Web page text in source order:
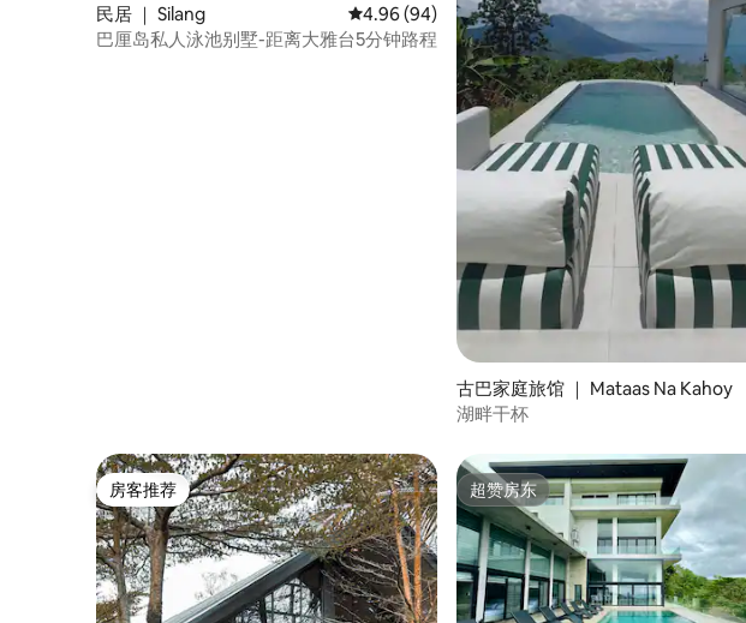
民居 ｜ Silang 平均评分 4.96 分（满分 5 分），共 94 条评价
4.96 (94)
巴厘岛私人泳池别墅-距离大雅台5分钟路程
古巴家庭旅馆 ｜ Mataas Na Kahoy
湖畔干杯
房客推荐
房客推荐 超赞房东
超赞房东